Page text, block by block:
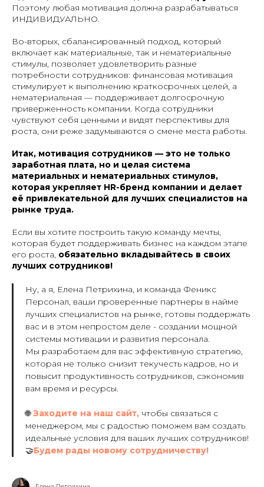
Поэтому любая мотивация должна разрабатываться
ИНДИВИДУАЛЬНО.
Во-вторых, сбалансированный подход, который
включает как материальные, так и нематериальные
стимулы, позволяет удовлетворить разные
потребности сотрудников: финансовая мотивация
стимулирует к выполнению краткосрочных целей, а
нематериальная — поддерживает долгосрочную
приверженность компании. Когда сотрудники
чувствуют себя ценными и видят перспективы для
роста, они реже задумываются о смене места работы.
Итак, мотивация сотрудников — это не только
заработная плата, но и целая система
материальных и нематериальных стимулов,
которая укрепляет HR-бренд компании и делает
её привлекательной для лучших специалистов на
рынке труда.
Если вы хотите построить такую команду мечты,
которая будет поддерживать бизнес на каждом этапе
его роста, обязательно вкладывайтесь в своих
лучших сотрудников!
Ну, а я, Елена Петрихина, и команда Феникс
Персонал, ваши проверенные партнеры в найме
лучших специалистов на рынке, готовы поддержать
вас и в этом непростом деле - создании мощной
системы мотивации и развития персонала.
Мы разработаем для вас эффективную стратегию,
которая не только снизит текучесть кадров, но и
повысит продуктивность сотрудников, сэкономив
вам время и ресурсы.
🌐Заходите на наш сайт, чтобы связаться с
менеджером, мы с радостью поможем вам создать
идеальные условия для ваших лучших сотрудников!
🤝Будем рады новому сотрудничеству!